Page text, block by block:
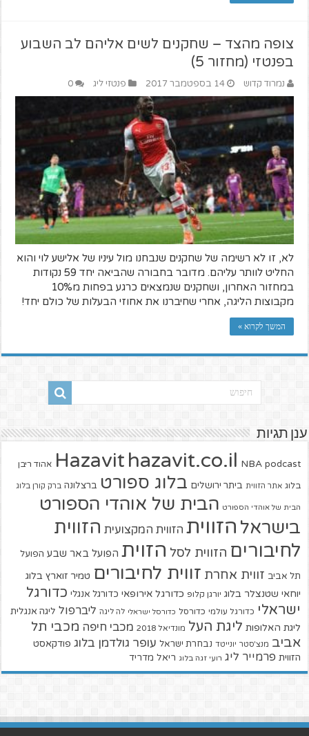
צופה מהצד – שחקנים לשים אליהם לב השבוע
בפנטזי (מחזור 5)
נמרוד קדוש 14 בספטמבר 2017 פנטזי ליג 0
לא, זו לא רשימה של שחקנים שנבחנו מול עיניו של אלישע לוי והוא
החליט לוותר עליהם. מדובר בחבורה שהביאה יחד 59 נקודות
במחזור האחרון, ושחקנים שנמצאים כרגע בפחות מ10%
מקבוצות הליגה, אחרי שחיברנו את אחוזי הבעלות של כולם יחד!
המשך לקרוא »
ענן תגיות
Hazavit hazavit.co.il NBA podcast אהוד ריבן
בלוג אתר הזווית ביתר ירושלים בלוג ספורט ברצלונה ברק קורן בלוג
הבית של אוהדי הספורט הבית של אוהדי הספורט
בישראל הזווית הזווית המקצועית הזווית
לחיבורים הזווית לסל הזוית הפועל באר שבע הפועל
תל אביב זווית אחרת זווית לחיבורים טמיר זוארץ בלוג
יוחאי שטנצלר בלוג יורגן קלופ כדורגל אירופאי כדורגל אנגלי כדורגל
ישראלי כדורגל עולמי כדורסל כדורסל ישראלי לה ליגה ליברפול ליגה אנגלית
ליגת האלופות ליגת העל מונדיאל 2018 מכבי חיפה מכבי תל
אביב מנצ'סטר יונייטד נבחרת ישראל עופר גולדמן בלוג פודקאסט
הזווית פרמייר ליג רועי זגה בלוג ריאל מדריד